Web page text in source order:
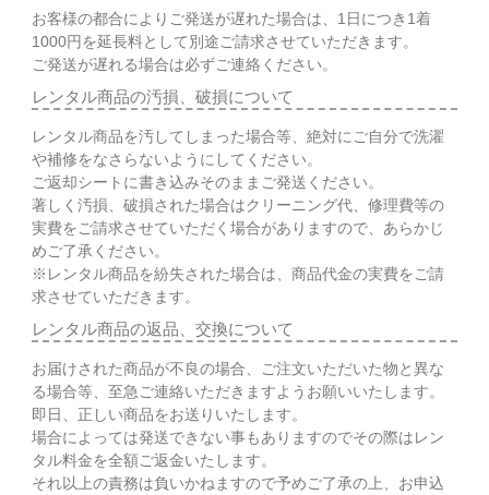
お客様の都合によりご発送が遅れた場合は、1日につき1着
1000円を延長料として別途ご請求させていただきます。
ご発送が遅れる場合は必ずご連絡ください。
レンタル商品の汚損、破損について
レンタル商品を汚してしまった場合等、絶対にご自分で洗濯
や補修をなさらないようにしてください。
ご返却シートに書き込みそのままご発送ください。
著しく汚損、破損された場合はクリーニング代、修理費等の
実費をご請求させていただく場合がありますので、あらかじ
めご了承ください。
※レンタル商品を紛失された場合は、商品代金の実費をご請
求させていただきます。
レンタル商品の返品、交換について
お届けされた商品が不良の場合、ご注文いただいた物と異な
る場合等、至急ご連絡いただきますようお願いいたします。
即日、正しい商品をお送りいたします。
場合によっては発送できない事もありますのでその際はレン
タル料金を全額ご返金いたします。
それ以上の責務は負いかねますので予めご了承の上、お申込